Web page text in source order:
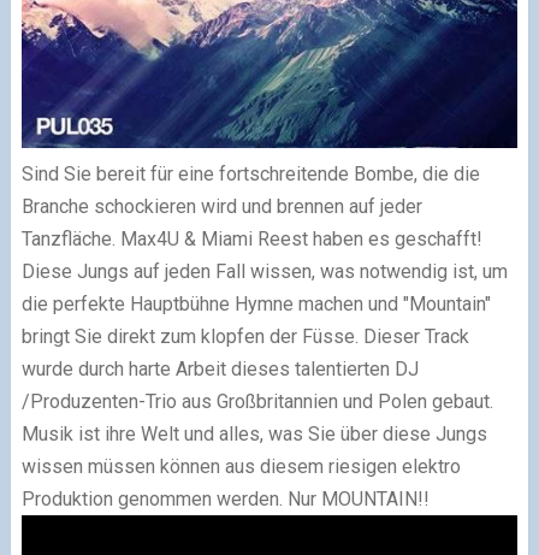
Sind Sie bereit für eine fortschreitende Bombe, die die
Branche schockieren wird und brennen auf jeder
Tanzfläche. Max4U & Miami Reest haben es geschafft!
Diese Jungs auf jeden Fall wissen, was notwendig ist, um
die perfekte Hauptbühne Hymne machen und " Mountain"
bringt Sie direkt zum klopfen der Füsse. Dieser Track
wurde durch harte Arbeit dieses talentierten DJ
/ Produzenten-Trio aus Großbritannien und Polen gebaut.
Musik ist ihre Welt und alles, was Sie über diese Jungs
wissen müssen können aus diesem riesigen elektro
Produktion genommen werden. Nur MOUNTAIN!!